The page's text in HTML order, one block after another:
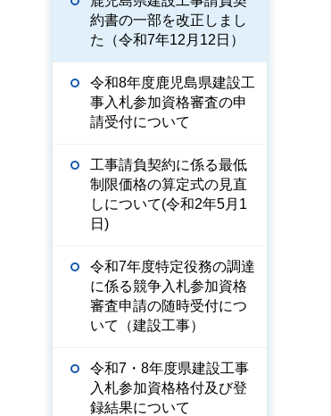
約書の一部を改正しまし
た（令和7年12月12日）
令和8年度鹿児島県建設工
事入札参加資格審査の申
請受付について
工事請負契約に係る最低
制限価格の算定式の見直
しについて(令和2年5月1
日)
令和7年度特定役務の調達
に係る競争入札参加資格
審査申請の随時受付につ
いて（建設工事）
令和7・8年度県建設工事
入札参加資格格付及び登
録結果について